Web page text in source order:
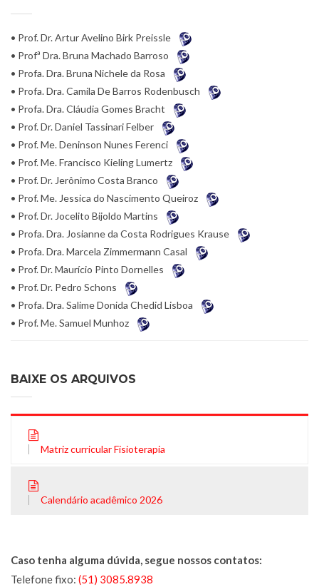
• Prof. Dr. Artur Avelino Birk Preissle
• Profª Dra. Bruna Machado Barroso
• Profa. Dra. Bruna Nichele da Rosa
• Profa. Dra. Camila De Barros Rodenbusch
• Profa. Dra. Cláudia Gomes Bracht
• Prof. Dr. Daniel Tassinari Felber
• Prof. Me. Deninson Nunes Ferenci
• Prof. Me. Francisco Kieling Lumertz
• Prof. Dr. Jerônimo Costa Branco
• Prof. Me. Jessica do Nascimento Queiroz
• Prof. Dr. Jocelito Bijoldo Martins
• Profa. Dra. Josianne da Costa Rodrigues Krause
• Profa. Dra. Marcela Zimmermann Casal
• Prof. Dr. Maurício Pinto Dornelles
• Prof. Dr. Pedro Schons
• Profa. Dra. Salime Donida Chedid Lisboa
• Prof. Me. Samuel Munhoz
BAIXE OS ARQUIVOS
Matriz curricular Fisioterapia
Calendário acadêmico 2026
Caso tenha alguma dúvida, segue nossos contatos:
Telefone fixo: (51) 3085.8938